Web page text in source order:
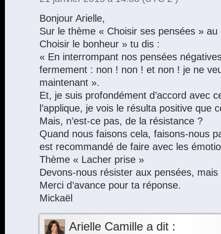
Bonjour Arielle,
Sur le thème « Choisir ses pensées »
Choisir le bonheur » tu dis :
« En interrompant nos pensées
fermement : non ! non ! et non ! je ne
maintenant ».
Et, je suis profondément d’accord avec
l’applique, je vois le résulta positive que
Mais, n’est-ce pas, de la résistance ?
Quand nous faisons cela, faisons-nous
est recommandé de faire avec les
Thème « Lacher prise »
Devons-nous résister aux pensées,
Merci d’avance pour ta réponse.
Mickaël
Arielle Camille a dit :